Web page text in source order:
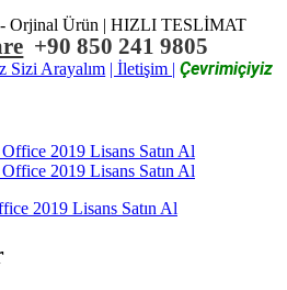
- Orjinal Ürün | HIZLI TESLİMAT
+90 850 241 9805
Sizi Arayalım | İletişim | Çevrimiçiyiz
2019 Lisans Satın Al